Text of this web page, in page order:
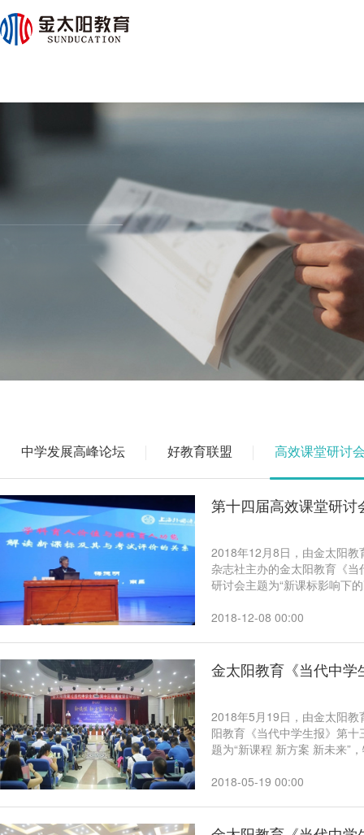
中学发展高峰论坛 好教育联盟 高效课堂研讨
第十四届高效课堂研讨
2018年12月8日，由金太阳
杂志社主办的金太阳教育《
研讨会主题为“新课标影响下
来自全国各地的800多位校长
2018-12-08 00:00
金太阳教育《当代中
2018年5月19日，由金太阳
阳教育《当代中学生报》第
题为“新课程 新方案 新未来”
课程、新方案、新高考，借
2018-05-19 00:00